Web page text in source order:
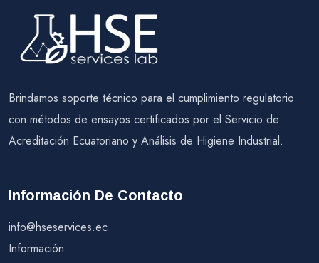
Brindamos soporte técnico para el cumplimiento regulatorio
con métodos de ensayos certificados por el Servicio de
Acreditación Ecuatoriano y Análisis de Higiene Industrial.
Información De Contacto
info@hseservices.ec
Información